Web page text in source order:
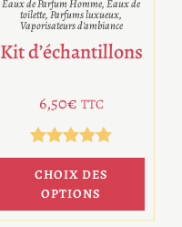
Eaux de Parfum Homme,Eaux de
toilette,Parfums luxueux,
Vaporisateurs d'ambiance
Kit d’échantillons
6,50€ TTC
Note5.00
sur 5
CHOIX DES
OPTIONS